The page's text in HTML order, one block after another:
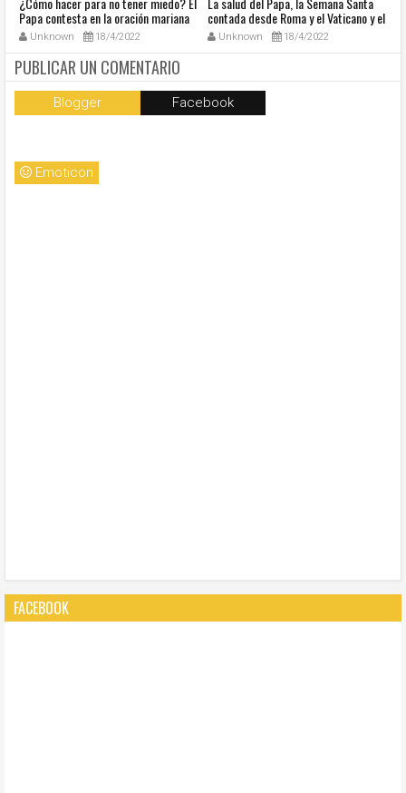
Papa contesta en la oración mariana
de este lunes en la Plaza de San
Pedro
Unknown 18/4/2022
contada desde Roma y el Vaticano y el
resumen de noticias en audio
Unknown 18/4/2022
PUBLICAR UN COMENTARIO
Blogger Facebook
Emoticon
FACEBOOK